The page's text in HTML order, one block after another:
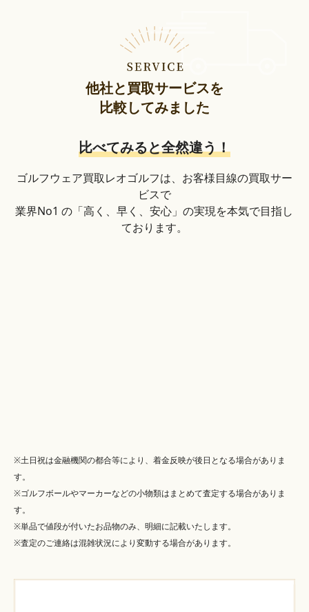
他社と買取サービスを
比較してみました
比べてみると全然違う！
ゴルフウェア買取レオゴルフは、お客様目線の買取サー
ビスで
業界No1 の「高く、早く、安心」の実現を本気で目指し
ております。
※土日祝は金融機関の都合等により、着金反映が後日となる場合がありま
す。
※ゴルフボールやマーカーなどの小物類はまとめて査定する場合がありま
す。
※単品で値段が付いたお品物のみ、明細に記載いたします。
※査定のご連絡は混雑状況により変動する場合があります。